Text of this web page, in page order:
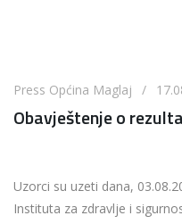
Press Općina Maglaj /
Obavještenje o
Uzorci su uzeti dana,
Instituta za zdravlje i